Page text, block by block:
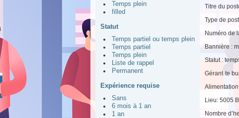
Temps plein
filled
Statut
Temps partiel ou temps plein
Temps partiel
Temps plein
Liste de rappel
Permanent
Expérience requise
Sans
6 mois à 1 an
1 an
Titre du
Type de
Numéro de
Bannière :
Statut :
Gérant·te
Alimentation
Lieu: 5005
Nombre